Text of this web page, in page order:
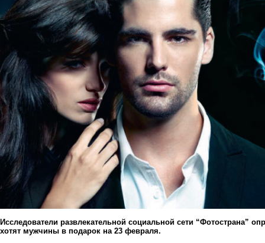
Исследователи развлекательной социальной сети “Фотострана”
хотят мужчины в подарок на 23 февраля.